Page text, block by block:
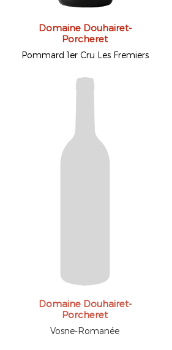
Domaine Douhairet-
Porcheret
Pommard 1er Cru Les Fremiers
Domaine Douhairet-
Porcheret
Vosne-Romanée